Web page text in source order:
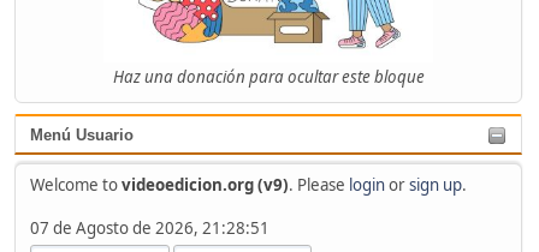
Haz una donación para ocultar este bloque
Menú Usuario
Welcome tovideoedicion.org (v9). Please loginorsign up.
07 de Agosto de 2026, 21:28:51